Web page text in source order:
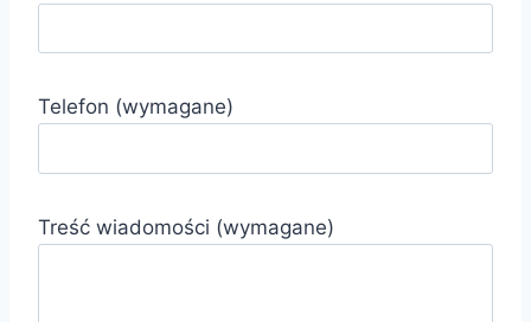
Telefon (wymagane)
Treść wiadomości (wymagane)